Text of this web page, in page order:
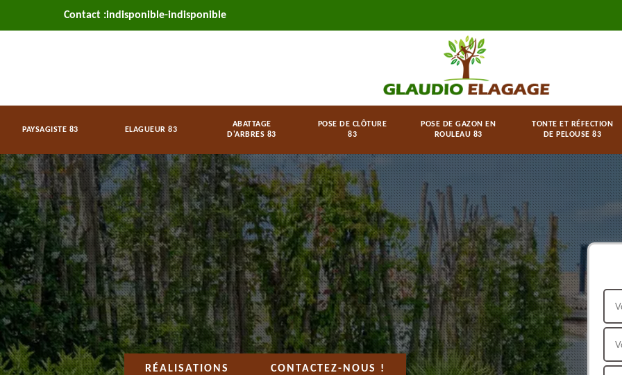
Contact :indisponible-indisponible
PAYSAGISTE 83 ELAGUEUR 83
ABATTAGE
D'ARBRES 83
POSE DE CLÔTURE
83
POSE DE GAZON EN
ROULEAU 83
TONTE ET RÉFECTION
DE PELOUSE 83
RÉALISATIONS CONTACTEZ-NOUS !